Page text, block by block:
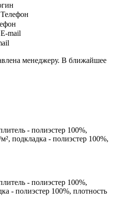
Телефон
E-mail
менеджеру. В ближайшее
- полиэстер 100%,
подкладка - полиэстер 100%,
- полиэстер 100%,
- полиэстер 100%, плотность